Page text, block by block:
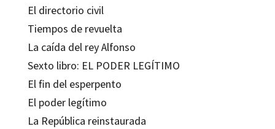
El directorio civil
Tiempos de revuelta
La caída del rey Alfonso
Sexto libro: EL PODER LEGÍTIMO
El fin del esperpento
El poder legítimo
La República reinstaurada